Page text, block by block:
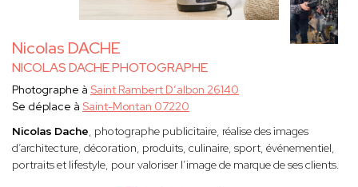
Nicolas DACHE
NICOLAS DACHE PHOTOGRAPHE
Photographe à Saint Rambert D’albon 26140
Se déplace à Saint-Montan 07220
Nicolas Dache, photographe publicitaire, réalise des images
d’architecture, décoration, produits, culinaire, sport, événementiel,
portraits et lifestyle, pour valoriser l’image de marque de ses clients.